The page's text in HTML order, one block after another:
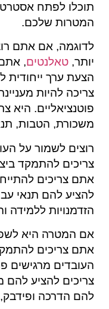
תוכלו לפתח
המטרות שלכם.
לדוגמה, אם אתם
יותר, טאלנטים,
הצעת ערך
צריכה להיות
פוטנציאליים. היא
משכורת, הטבות,
רוצים לשמור על
צריכים להתמקד
אתם צריכים
להציע להם תנאי
הזדמנויות ללמידה
אם המטרה היא
אתם צריכים
העובדים מרגישים
צריכים להציע להם
להם הדרכה